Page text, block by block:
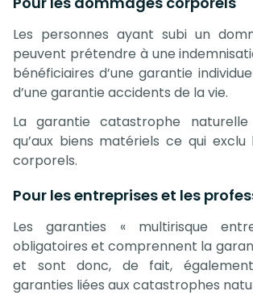
Les personnes ayant subi un
peuvent prétendre à une
bénéficiaires d’une garantie
d’une garantie accidents de la vie.
La garantie catastrophe naturelle
qu’aux biens matériels ce qui exclu
corporels.
Pour les entreprises et les
Les garanties « multirisque
obligatoires et comprennent la
et sont donc, de fait,
garanties liées aux catastrophes